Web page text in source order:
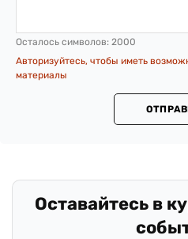
Осталось символов: 2000
Авторизуйтесь, чтобы иметь
материалы
Оставайтесь в